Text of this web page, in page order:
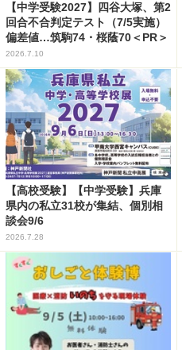
【中学受験2027】四谷大塚、第2
回合不合判定テスト（7/5実施）
偏差値…筑駒74・桜蔭70＜PR＞
2026.7.10
【高校受験】【中学受験】兵庫
県内の私立31校が集結、個別相
談会9/6
2026.7.28